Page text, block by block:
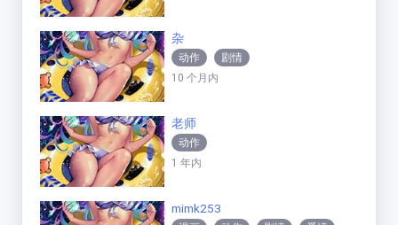
杂
动作
剧情
10 个月内
老师
动作
1 年内
mimk253